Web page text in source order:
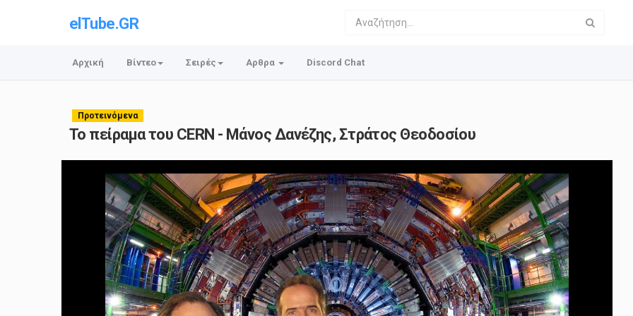
elTube.GR
Αρχική Βίντεο Σειρές Αρθρα Discord Chat
Προτεινόμενα
Το πείραμα του CERN - Μάνος Δανέζης, Στράτος Θεοδοσίου